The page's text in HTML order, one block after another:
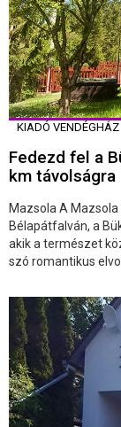
KIADÓ VENDÉGHÁZ
Fedezd fel a
km távolságra
Mazsola A
Bélapátfalván, a
akik a természet
szó romantikus